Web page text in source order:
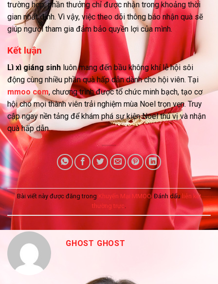
trường hợp, phần thưởng chỉ được nhận trong khoảng thời
gian nhất định. Vì vậy, việc theo dõi thông báo nhận quà sẽ
giúp người tham gia đảm bảo quyền lợi của mình.
Kết luận
Lì xì giáng sinh luôn mang đến bầu không khí lễ hội sôi
động cùng nhiều phần quà hấp dẫn dành cho hội viên. Tại
mmoo com, chương trình được tổ chức minh bạch, tạo cơ
hội cho mọi thành viên trải nghiệm mùa Noel trọn vẹn. Truy
cập ngay nền tảng để khám phá sự kiện Noel thú vị và nhận
quà hấp dẫn.
Bài viết này được đăng trong Khuyến Mại MMOO. Đánh dấu liên kết
thường trực.
GHOST GHOST